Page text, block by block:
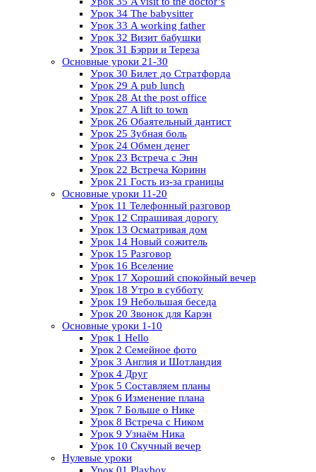
Урок 34 The babysitter
Урок 33 A working father
Урок 32 Визит бабушки
Урок 31 Бэрри и Тереза
Основные уроки 21-30
Урок 30 Билет до Стратфорда
Урок 29 A pub lunch
Урок 28 At the post office
Урок 27 A lift to town
Урок 26 Обаятельный дантист
Урок 25 Зубная боль
Урок 24 Обмен денег
Урок 23 Встреча с Энн
Урок 22 Встреча Коринн
Урок 21 Гость из-за границы
Основные уроки 11-20
Урок 11 Телефонный разговор
Урок 12 Спрашивая дорогу
Урок 13 Осматривая дом
Урок 14 Новый сожитель
Урок 15 Разговор
Урок 16 Вселение
Урок 17 Хороший спокойный вечер
Урок 18 Утро в субботу
Урок 19 Небольшая беседа
Урок 20 Звонок для Карэн
Основные уроки 1-10
Урок 1 Hello
Урок 2 Семейное фото
Урок 3 Англия и Шотландия
Урок 4 Друг
Урок 5 Составляем планы
Урок 6 Изменение плана
Урок 7 Больше о Нике
Урок 8 Встреча с Ником
Урок 9 Узнаём Ника
Урок 10 Скучный вечер
Нулевые уроки